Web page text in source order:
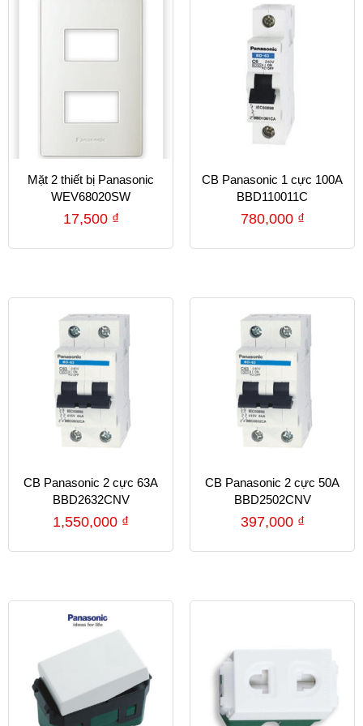
Mặt 2 thiết bị Panasonic
WEV68020SW
17,500 ₫
CB Panasonic 1 cực 100A
BBD110011C
780,000 ₫
CB Panasonic 2 cực 63A
BBD2632CNV
1,550,000 ₫
CB Panasonic 2 cực 50A
BBD2502CNV
397,000 ₫